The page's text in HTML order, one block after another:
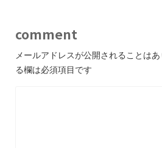
comment
メールアドレスが公開されることはあ
る欄は必須項目です